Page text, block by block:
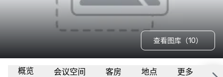
查看图库（10）
概览 会议空间 客房 地点 更多 常